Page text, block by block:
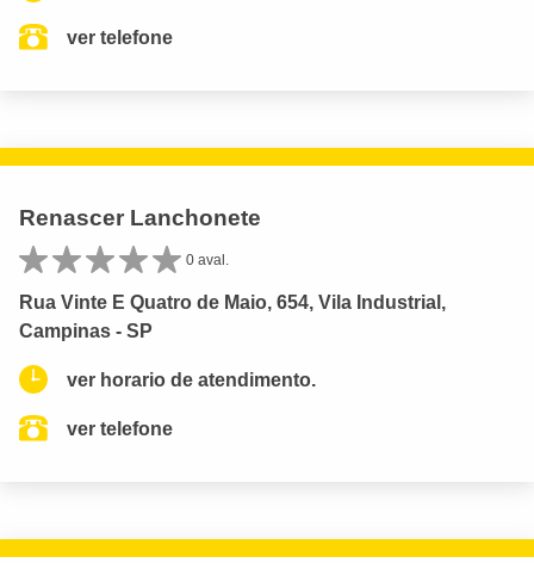
ver telefone
Renascer Lanchonete
0 aval.
Rua Vinte E Quatro de Maio, 654, Vila Industrial,
Campinas - SP
ver horario de atendimento.
ver telefone